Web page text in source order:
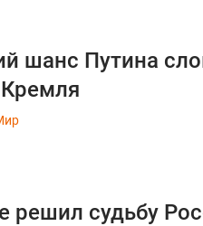
шанс Путина
решил судьбу